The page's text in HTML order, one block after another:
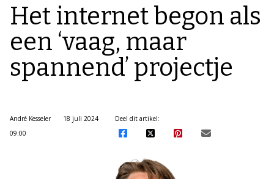
Het internet begon als
een ‘vaag, maar
spannend’ projectje
André Kesseler
18 juli 2024
09:00
Deel dit artikel: